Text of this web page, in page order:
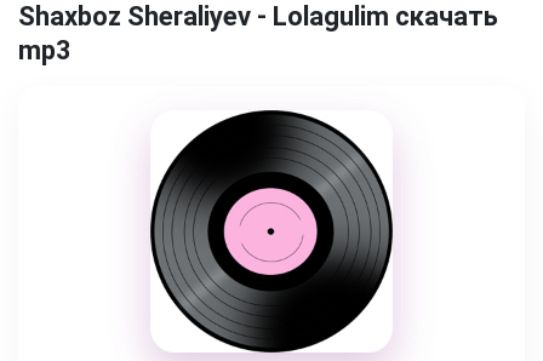
Shaxboz Sheraliyev - Lolagulim скачать
mp3